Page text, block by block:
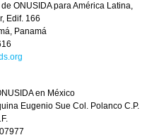
ONUSIDA para América Latina,
Edif. 166
Panamá
en México
Eugenio Sue Col. Polanco C.P.